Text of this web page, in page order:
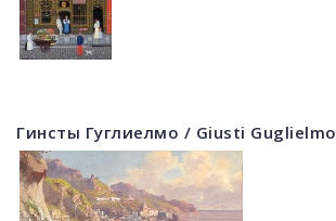
Гинсты Гуглиелмо / Giusti Guglielmo